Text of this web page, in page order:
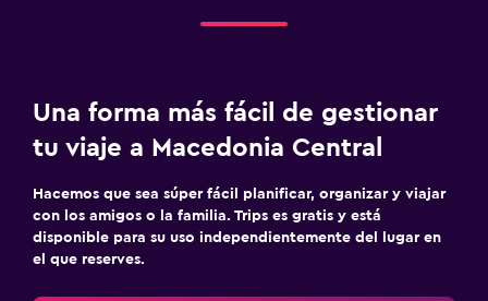
Una forma más fácil de gestionar
tu viaje a Macedonia Central
Hacemos que sea súper fácil planificar, organizar y viajar
con los amigos o la familia. Trips es gratis y está
disponible para su uso independientemente del lugar en
el que reserves.